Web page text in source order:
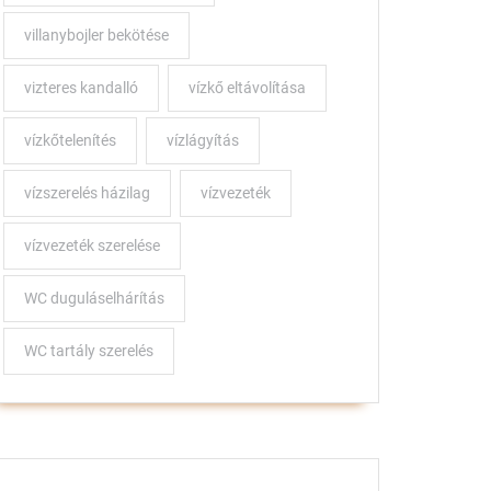
villanybojler bekötése
vizteres kandalló vízkő eltávolítása
vízkőtelenítés vízlágyítás
vízszerelés házilag vízvezeték
vízvezeték szerelése
WC duguláselhárítás
WC tartály szerelés